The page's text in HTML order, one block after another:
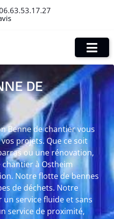
DE
Benne de chantier vous
projets. Que ce soit
ou une rénovation,
à Ostheim
Notre flotte de bennes
de déchets. Notre
service fluide et sans
service de proximité,